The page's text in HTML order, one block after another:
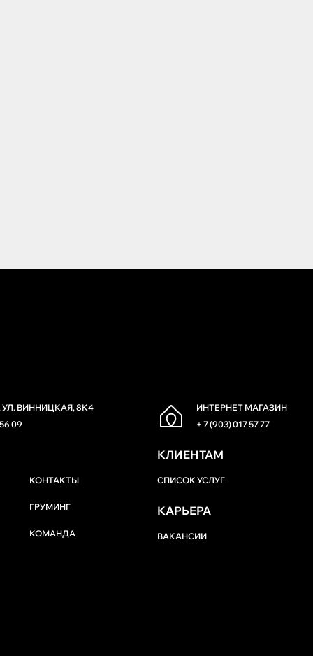
ВИННИЦКАЯ, 8К4
09
ИНТЕРНЕТ МАГАЗИН
+ 7 (903) 017 57 77
КОНТАКТЫ
ГРУМИНГ
КОМАНДА
КЛИЕНТАМ
СПИСОК УСЛУГ
КАРЬЕРА
ВАКАНСИИ